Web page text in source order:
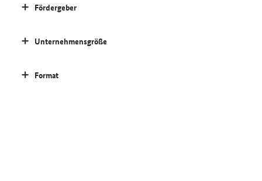
Fördergeber
Unternehmensgröße
Format